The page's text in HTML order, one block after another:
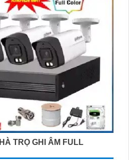
TRỌ GHI ÂM FULL